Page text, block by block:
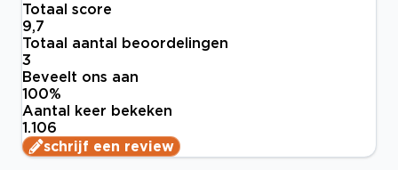
Totaal score
9,7
Totaal aantal beoordelingen
3
Beveelt ons aan
100%
Aantal keer bekeken
1.106
schrijf een review